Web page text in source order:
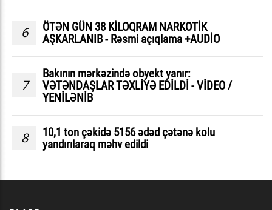
6
ÖTƏN GÜN 38 KİLOQRAM NARKOTİK
AŞKARLANIB - Rəsmi açıqlama +AUDİO
7
Bakının mərkəzində obyekt yanır:
VƏTƏNDAŞLAR TƏXLİYƏ EDİLDİ - VİDEO /
YENİLƏNİB
8
10,1 ton çəkidə 5156 ədəd çətənə kolu
yandırılaraq məhv edildi